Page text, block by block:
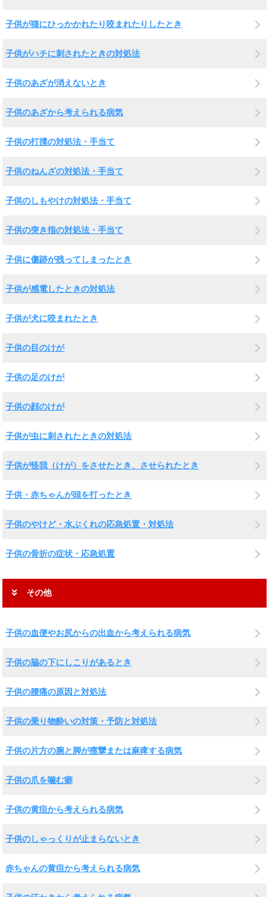
子供が猫にひっかかれたり咬まれたりしたとき
子供がハチに刺されたときの対処法
子供のあざが消えないとき
子供のあざから考えられる病気
子供の打撲の対処法・手当て
子供のねんざの対処法・手当て
子供のしもやけの対処法・手当て
子供の突き指の対処法・手当て
子供に傷跡が残ってしまったとき
子供が感電したときの対処法
子供が犬に咬まれたとき
子供の目のけが
子供の足のけが
子供の顔のけが
子供が虫に刺されたときの対処法
子供が怪我（けが）をさせたとき、させられたとき
子供・赤ちゃんが頭を打ったとき
子供のやけど・水ぶくれの応急処置・対処法
子供の骨折の症状・応急処置
その他
子供の血便やお尻からの出血から考えられる病気
子供の脇の下にしこりがあるとき
子供の腰痛の原因と対処法
子供の乗り物酔いの対策・予防と対処法
子供の片方の腕と脚が痙攣または麻痺する病気
子供の爪を噛む癖
子供の黄疸から考えられる病気
子供のしゃっくりが止まらないとき
赤ちゃんの黄疸から考えられる病気